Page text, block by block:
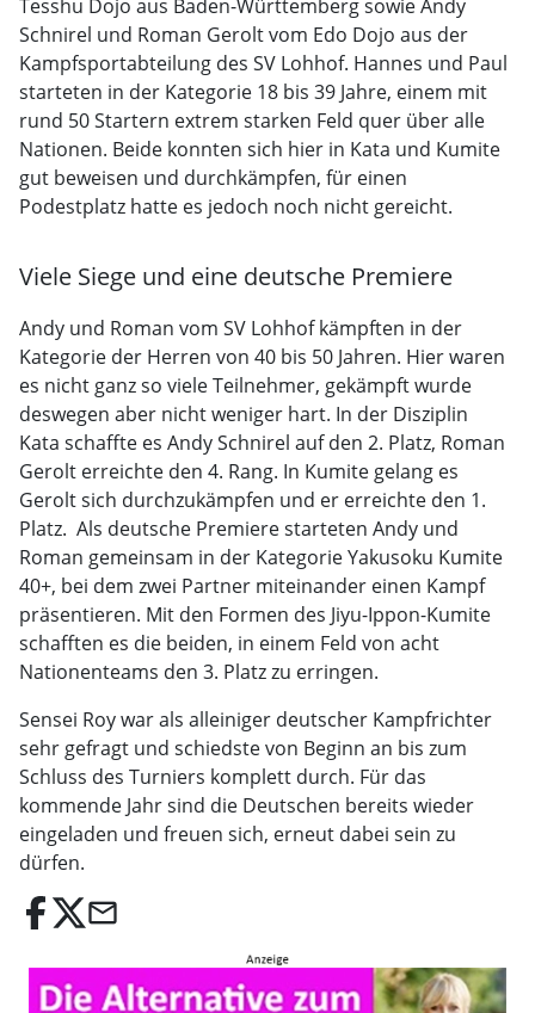
Tesshu Dojo aus Baden-Württemberg sowie Andy
Schnirel und Roman Gerolt vom Edo Dojo aus der
Kampfsportabteilung des SV Lohhof. Hannes und Paul
starteten in der Kategorie 18 bis 39 Jahre, einem mit
rund 50 Startern extrem starken Feld quer über alle
Nationen. Beide konnten sich hier in Kata und Kumite
gut beweisen und durchkämpfen, für einen
Podestplatz hatte es jedoch noch nicht gereicht.
Viele Siege und eine deutsche Premiere
Andy und Roman vom SV Lohhof kämpften in der
Kategorie der Herren von 40 bis 50 Jahren. Hier waren
es nicht ganz so viele Teilnehmer, gekämpft wurde
deswegen aber nicht weniger hart. In der Disziplin
Kata schaffte es Andy Schnirel auf den 2. Platz, Roman
Gerolt erreichte den 4. Rang. In Kumite gelang es
Gerolt sich durchzukämpfen und er erreichte den 1.
Platz. Als deutsche Premiere starteten Andy und
Roman gemeinsam in der Kategorie Yakusoku Kumite
40+, bei dem zwei Partner miteinander einen Kampf
präsentieren. Mit den Formen des Jiyu-Ippon-Kumite
schafften es die beiden, in einem Feld von acht
Nationenteams den 3. Platz zu erringen.
Sensei Roy war als alleiniger deutscher Kampfrichter
sehr gefragt und schiedste von Beginn an bis zum
Schluss des Turniers komplett durch. Für das
kommende Jahr sind die Deutschen bereits wieder
eingeladen und freuen sich, erneut dabei sein zu
dürfen.
email